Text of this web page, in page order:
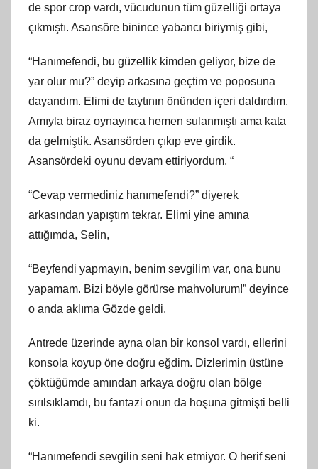
de spor crop vardı, vücudunun tüm güzelliği ortaya
çıkmıştı. Asansöre binince yabancı biriymiş gibi,
“Hanımefendi, bu güzellik kimden geliyor, bize de
yar olur mu?” deyip arkasına geçtim ve poposuna
dayandım. Elimi de taytının önünden içeri daldırdım.
Amıyla biraz oynayınca hemen sulanmıştı ama kata
da gelmiştik. Asansörden çıkıp eve girdik.
Asansördeki oyunu devam ettiriyordum, “
“Cevap vermediniz hanımefendi?” diyerek
arkasından yapıştım tekrar. Elimi yine amına
attığımda, Selin,
“Beyfendi yapmayın, benim sevgilim var, ona bunu
yapamam. Bizi böyle görürse mahvolurum!” deyince
o anda aklıma Gözde geldi.
Antrede üzerinde ayna olan bir konsol vardı, ellerini
konsola koyup öne doğru eğdim. Dizlerimin üstüne
çöktüğümde amından arkaya doğru olan bölge
sırılsıklamdı, bu fantazi onun da hoşuna gitmişti belli
ki.
“Hanımefendi sevgilin seni hak etmiyor. O herif seni